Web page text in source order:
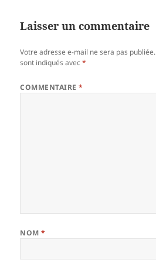
Laisser un commentaire
Votre adresse e-mail ne sera pas publiée.
sont indiqués avec*
COMMENTAIRE*
NOM*